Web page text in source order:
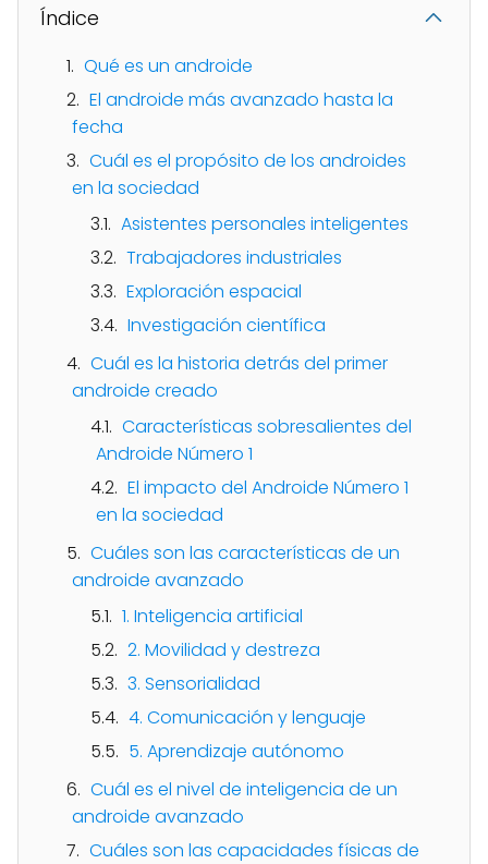
Índice
Qué es un androide
El androide más avanzado hasta la
fecha
Cuál es el propósito de los androides
en la sociedad
Asistentes personales inteligentes
Trabajadores industriales
Exploración espacial
Investigación científica
Cuál es la historia detrás del primer
androide creado
Características sobresalientes del
Androide Número 1
El impacto del Androide Número 1
en la sociedad
Cuáles son las características de un
androide avanzado
1. Inteligencia artificial
2. Movilidad y destreza
3. Sensorialidad
4. Comunicación y lenguaje
5. Aprendizaje autónomo
Cuál es el nivel de inteligencia de un
androide avanzado
Cuáles son las capacidades físicas de